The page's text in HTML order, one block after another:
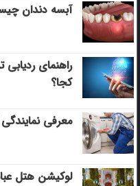
آبسه دندان
راهنمای ردیابی
کجا؟
معرفی
لوکیشن هتل